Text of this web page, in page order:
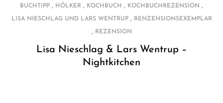
BUCHTIPP , HÖLKER , KOCHBUCH , KOCHBUCHREZENSION ,
LISA NIESCHLAG UND LARS WENTRUP, RENZENSIONSEXEMPLAR
, REZENSION
Lisa Nieschlag & Lars Wentrup –
Nightkitchen